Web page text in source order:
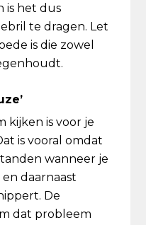
is het dus
te dragen. Let
is die zowel
kijken is voor je
is vooral omdat
wanneer je
daarnaast
De
dat probleem